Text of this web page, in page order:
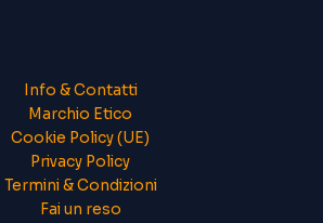
Info & Contatti
Marchio Etico
Cookie Policy (UE)
Privacy Policy
Termini & Condizioni
Fai un reso